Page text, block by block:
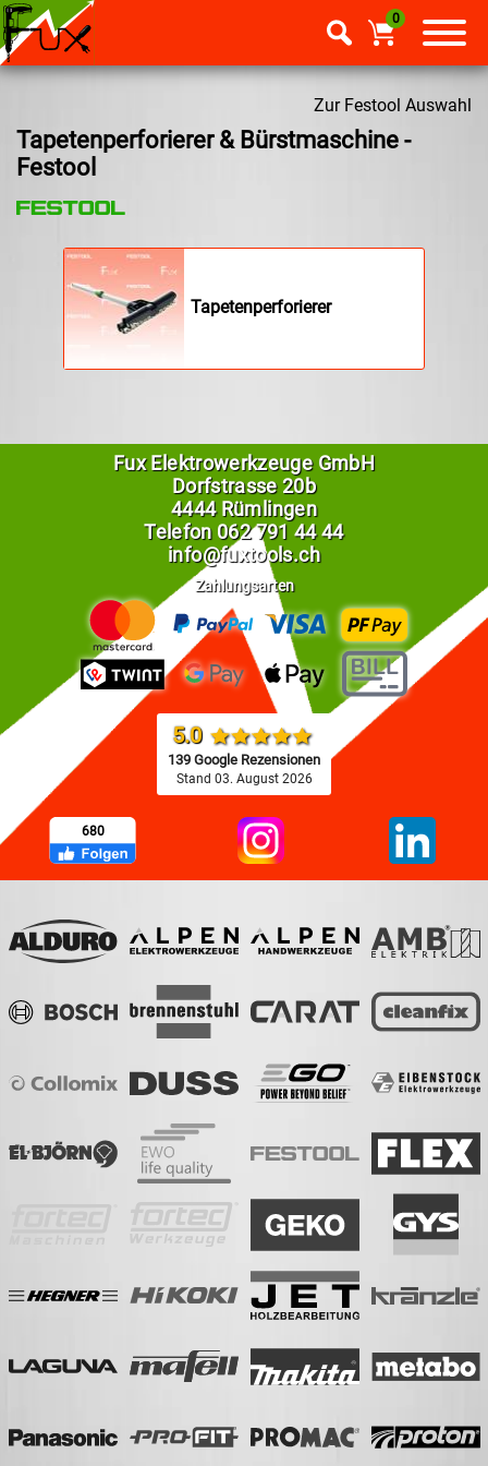
0
Tapetenperforierer & Bürstmaschine -
Festool
Zur Festool Auswahl
Tapetenperforierer
Fux Elektrowerkzeuge GmbH
Dorfstrasse 20b
4444 Rümlingen
Telefon 062 791 44 44
info@fuxtools.ch
Zahlungsarten
5.0
139 Google Rezensionen
Stand 03. August 2026
680